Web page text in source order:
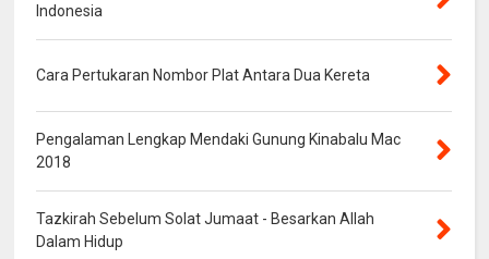
Indonesia
Cara Pertukaran Nombor Plat Antara Dua Kereta
Pengalaman Lengkap Mendaki Gunung Kinabalu Mac
2018
Tazkirah Sebelum Solat Jumaat - Besarkan Allah
Dalam Hidup